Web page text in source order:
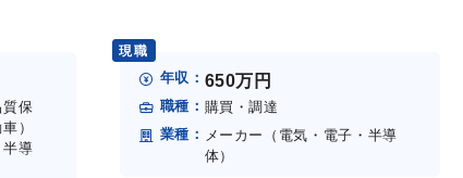
質保
）
半導
現職
年収： 650万円
職種： 購買・調達
業種： メーカー（電気・電子・半導
体）